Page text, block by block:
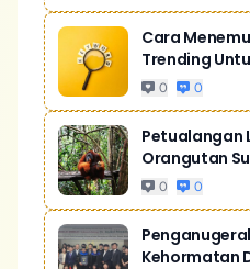
Cara
Trending
0 0
Petualangan
Orangutan
0 0
Kehormatan